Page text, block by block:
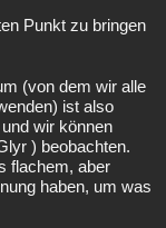
Punkt zu bringen
(von dem wir alle
ist also
wir können
) beobachten.
flachem, aber
haben, um was